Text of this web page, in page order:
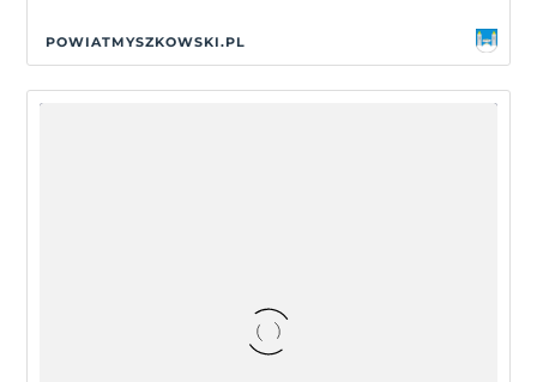
POWIATMYSZKOWSKI.PL